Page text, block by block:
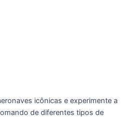
icônicas e experimente a
de diferentes tipos de